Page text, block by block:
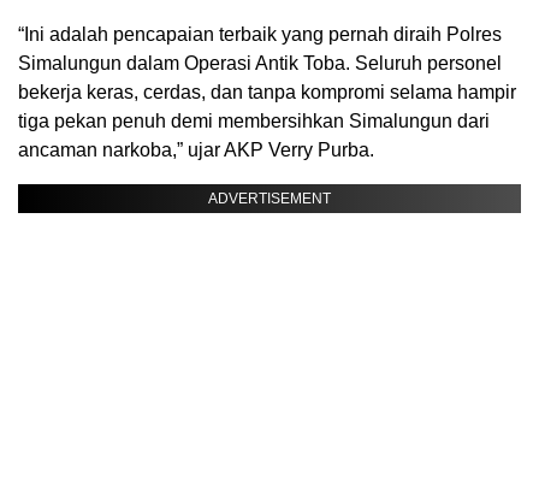
“Ini adalah pencapaian terbaik yang pernah diraih Polres
Simalungun dalam Operasi Antik Toba. Seluruh personel
bekerja keras, cerdas, dan tanpa kompromi selama hampir
tiga pekan penuh demi membersihkan Simalungun dari
ancaman narkoba,” ujar AKP Verry Purba.
ADVERTISEMENT